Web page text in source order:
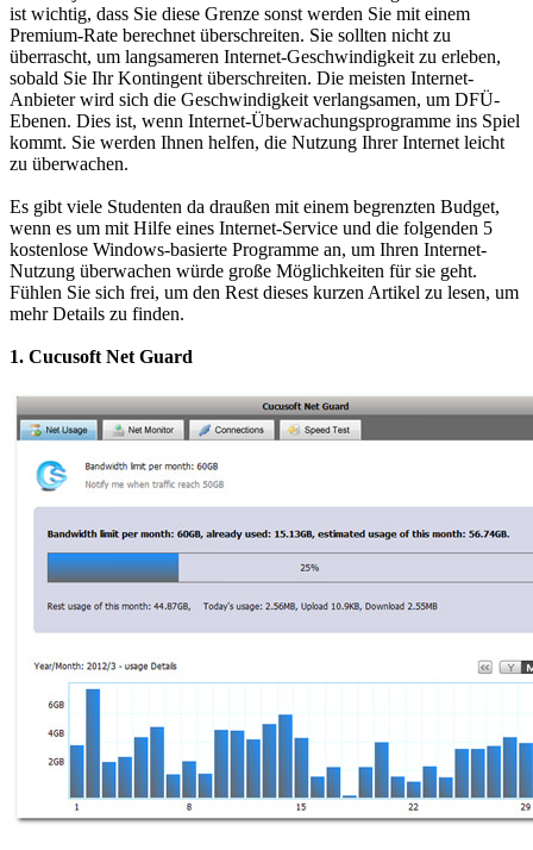
ist wichtig, dass Sie diese Grenze sonst werden Sie mit einem
Premium-Rate berechnet überschreiten. Sie sollten nicht zu
überrascht, um langsameren Internet-Geschwindigkeit zu erleben,
sobald Sie Ihr Kontingent überschreiten. Die meisten Internet-
Anbieter wird sich die Geschwindigkeit verlangsamen, um DFÜ-
Ebenen. Dies ist, wenn Internet-Überwachungsprogramme ins Spiel
kommt. Sie werden Ihnen helfen, die Nutzung Ihrer Internet leicht
zu überwachen.
Es gibt viele Studenten da draußen mit einem begrenzten Budget,
wenn es um mit Hilfe eines Internet-Service und die folgenden 5
kostenlose Windows-basierte Programme an, um Ihren Internet-
Nutzung überwachen würde große Möglichkeiten für sie geht.
Fühlen Sie sich frei, um den Rest dieses kurzen Artikel zu lesen, um
mehr Details zu finden.
1. Cucusoft Net Guard